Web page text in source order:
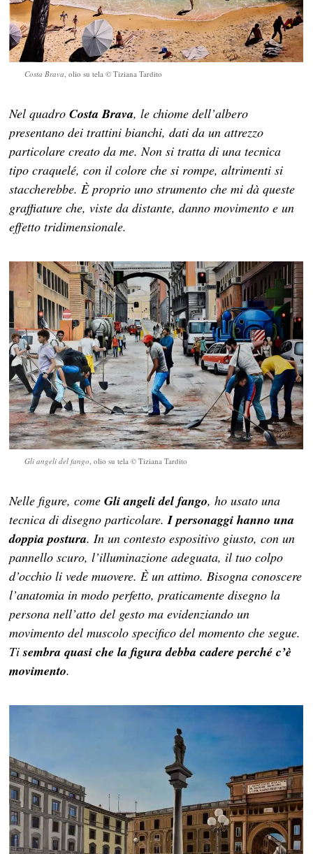
Costa Brava, olio su tela © Tiziana Tardito
Nel quadroCosta Brava, le chiome dell’albero
presentano dei trattini bianchi, dati da un attrezzo
particolare creato da me. Non si tratta di una tecnica
tipo craquelé, con il colore che si rompe, altrimenti si
staccherebbe. È proprio uno strumento che mi dà queste
graffiature che, viste da distante, danno movimento e un
effetto tridimensionale.
Gli angeli del fango, olio su tela © Tiziana Tardito
Nelle figure, comeGli angeli del fango, ho usato una
tecnica di disegno particolare. I personaggi hanno una
doppia postura. In un contesto espositivo giusto, con un
pannello scuro, l’illuminazione adeguata, il tuo colpo
d’occhio li vede muovere. È un attimo. Bisogna conoscere
l’anatomia in modo perfetto, praticamente disegno la
persona nell’atto del gesto ma evidenziando un
movimento del muscolo specifico del momento che segue.
Tisembra quasi che la figura debba cadere perché c’è
movimento.